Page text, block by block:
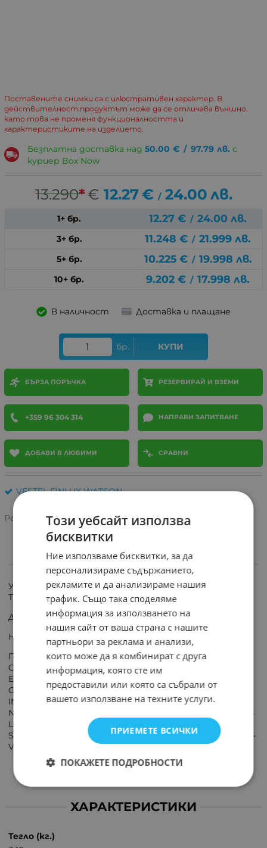
Поставените снимки са с илюстративен характер. В
действителност продуктът може да се отличава външно,
като това не променя функционалността и
характеристиките на изделието.
Безплатна доставка над 50.00 € / 97.79 лв. с
куриер Box Now
13.290*€ 12.27€ / 24.00 лв.
1+ бр. 12.27 € / 24.00 лв.
3+ бр. 11.248 € / 21.999 лв.
5+ бр. 10.225 € / 19.998 лв.
10+ бр. 9.202 € / 17.998 лв.
В наличност Доставка и плащане
бр. КУПИ
БЪРЗА ПОРЪЧКА РЕЗЕРВИРАЙ И ВЗЕМИ
+359 96 304 314 НАПРАВИ ЗАПИТВАНЕ
ДОБАВИ В ЛЮБИМИ СРАВНИ
VESTEL FINLUX WATSON
Рейтинг:
ИНФОРМАЦИЯ
Универсално дистанционно за телевизори FINLUX
TELEFUNKEN VESTEL произведени след 2000г
Дистанционното не изисква програмиране.
Налични са всички функции на Smart TV
Подходящо за: AMSTRAD • AUTOVOX BLOOM • BLUESKY
CLATRONIC • CRANKER • DIGIHOME • DIGIQUEST DIKOM •
EUROVISION • FENNER • FERGUSON • FINLUX • FIRST LINE
GOLDTECH • GOODMANS • GRAETZ • HITACHI • INEXIVE
INNO HIT • KENNEX • LAZER • LUXOR • NEXIUS • NIKKEI •
NORDMENDE • ORION • PROLINE • QILIVE SABA • SCHAUB
LORENZ • SCHNEIDER • SEG • SELECLINE • SELECO •
SHADOW • TECHWOOD • TELETECH • TENSAI • ULTRAVOX •
VESTEL • WEGAVOX
ХАРАКТЕРИСТИКИ
Тегло (кг.)
Този уебсайт използва
бисквитки
Ние използваме бисквитки, за да
персонализираме съдържанието,
рекламите и да анализираме нашия
трафик. Също така споделяме
информация за използването на
нашия сайт от ваша страна с нашите
партньори за реклама и анализи,
които може да я комбинират с друга
информация, която сте им
предоставили или която са събрали от
вашето използване на техните услуги.
ПРИЕМЕТЕ ВСИЧКИ
ПОКАЖЕТЕ ПОДРОБНОСТИ